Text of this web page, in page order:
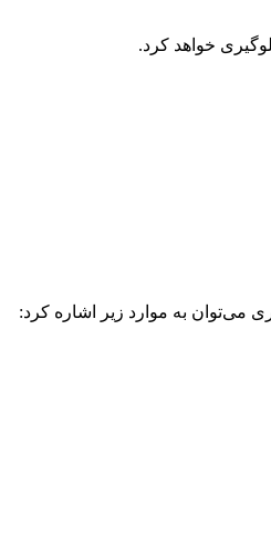
خواهد کرد.
می‌توان به موارد زیر اشاره کرد: